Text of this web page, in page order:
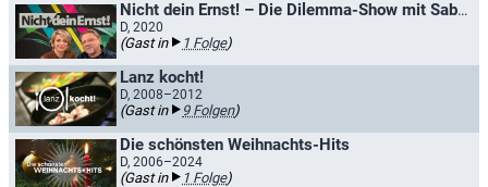
Nicht dein Ernst! – Die Dilemma-Show mit Sabine Heinrich und Jürgen von der Lippe
D, 2020
(Gast in 1 Folge)
Lanz kocht!
D, 2008–2012
(Gast in 9 Folgen)
Die schönsten Weihnachts-Hits
D, 2006–2024
(Gast in 1 Folge)